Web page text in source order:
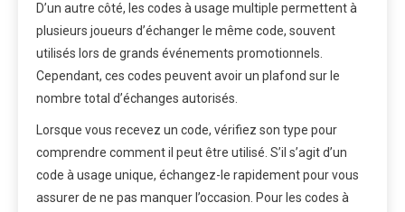
D’un autre côté, les codes à usage multiple permettent à
plusieurs joueurs d’échanger le même code, souvent
utilisés lors de grands événements promotionnels.
Cependant, ces codes peuvent avoir un plafond sur le
nombre total d’échanges autorisés.
Lorsque vous recevez un code, vérifiez son type pour
comprendre comment il peut être utilisé. S’il s’agit d’un
code à usage unique, échangez-le rapidement pour vous
assurer de ne pas manquer l’occasion. Pour les codes à